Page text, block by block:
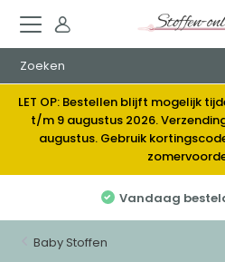
LET OP: Bestellen blijft mogelijk
t/m 9 augustus 2026.
augustus. Gebruik
Vandaag
Baby Stoffen